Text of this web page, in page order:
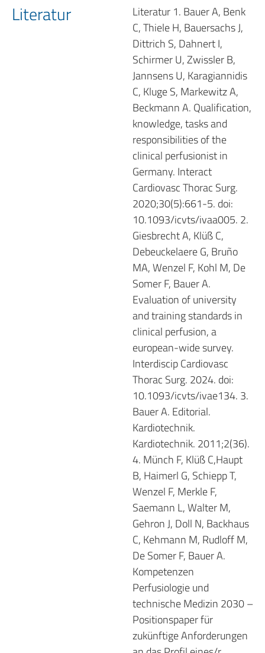
Literatur
Literatur 1. Bauer A, Benk
C, Thiele H, Bauersachs J,
Dittrich S, Dahnert I,
Schirmer U, Zwissler B,
Jannsens U, Karagiannidis
C, Kluge S, Markewitz A,
Beckmann A. Qualification,
knowledge, tasks and
responsibilities of the
clinical perfusionist in
Germany. Interact
Cardiovasc Thorac Surg.
2020;30(5):661-5. doi:
10.1093/icvts/ivaa005. 2.
Giesbrecht A, Klüß C,
Debeuckelaere G, Bruño
MA, Wenzel F, Kohl M, De
Somer F, Bauer A.
Evaluation of university
and training standards in
clinical perfusion, a
european-wide survey.
Interdiscip Cardiovasc
Thorac Surg. 2024. doi:
10.1093/icvts/ivae134. 3.
Bauer A. Editorial.
Kardiotechnik.
Kardiotechnik. 2011;2(36).
4. Münch F, Klüß C,Haupt
B, Haimerl G, Schiepp T,
Wenzel F, Merkle F,
Saemann L, Walter M,
Gehron J, Doll N, Backhaus
C, Kehmann M, Rudloff M,
De Somer F, Bauer A.
Kompetenzen
Perfusiologie und
technische Medizin 2030 –
Positionspaper für
zukünftige Anforderungen